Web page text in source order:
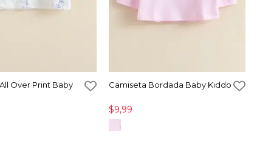
Over Print Baby
Camiseta Bordada Baby Kiddo
$9,99